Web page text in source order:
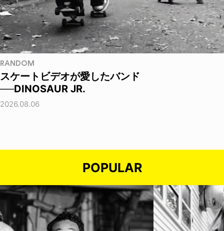
RANDOM
スケートビデオが愛したバンド
──DINOSAUR JR.
2026.08.06
POPULAR